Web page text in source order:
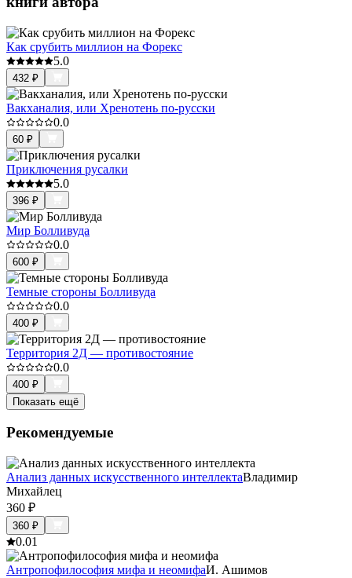
Как срубить миллион на Форекс
5.0
432 ₽
Вакханалия, или Хренотень по-русски
0.0
60 ₽
Приключения русалки
5.0
396 ₽
Мир Болливуда
0.0
600 ₽
Темные стороны Болливуда
0.0
400 ₽
Территория 2Д — противостояние
0.0
400 ₽
Показать ещё
Рекомендуемые
Анализ данных искусственного интеллектаВладимир
Михайлец
360 ₽
360 ₽
0.01
Антропофилософия мифа и неомифаИ. Ашимов